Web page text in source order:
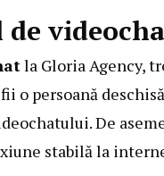
de
la Gloria Agency,
o persoană
De
stabilă la